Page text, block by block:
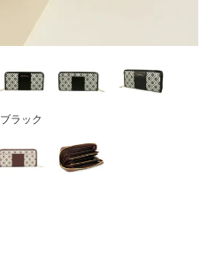
ブラック